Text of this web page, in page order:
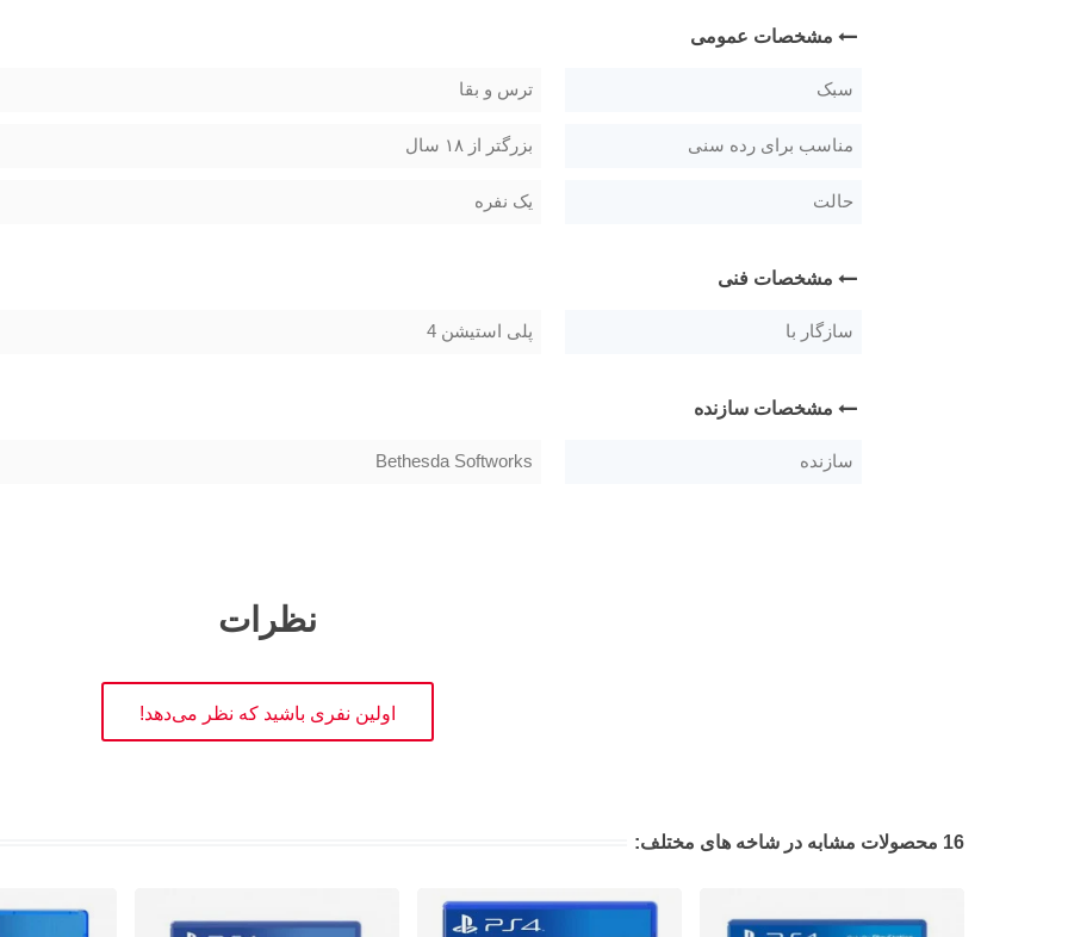
مشخصات عمومی
سبک ترس و بقا
مناسب برای رده سنی بزرگتر از ۱۸ سال
حالت یک نفره
مشخصات فنی
سازگار با پلی استیشن 4
مشخصات سازنده
سازنده Bethesda Softworks
نظرات
اولین نفری باشید که نظر می‌دهد!
16 محصولات مشابه در شاخه های مختلف: